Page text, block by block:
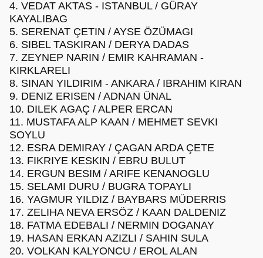
4. VEDAT AKTAS - ISTANBUL / GÜRAY
KAYALIBAG
5. SERENAT ÇETIN / AYSE ÖZÜMAGI
6. SIBEL TASKIRAN / DERYA DADAS
7. ZEYNEP NARIN / EMIR KAHRAMAN -
KIRKLARELI
8. SINAN YILDIRIM - ANKARA / IBRAHIM KIRAN
9. DENIZ ERISEN / ADNAN ÜNAL
10. DILEK AGAÇ / ALPER ERCAN
11. MUSTAFA ALP KAAN / MEHMET SEVKI
SOYLU
12. ESRA DEMIRAY / ÇAGAN ARDA ÇETE
13. FIKRIYE KESKIN / EBRU BULUT
14. ERGUN BESIM / ARIFE KENANOGLU
15. SELAMI DURU / BUGRA TOPAYLI
16. YAGMUR YILDIZ / BAYBARS MÜDERRIS
17. ZELIHA NEVA ERSÖZ / KAAN DALDENIZ
18. FATMA EDEBALI / NERMIN DOGANAY
19. HASAN ERKAN AZIZLI / SAHIN SULA
20. VOLKAN KALYONCU / EROL ALAN